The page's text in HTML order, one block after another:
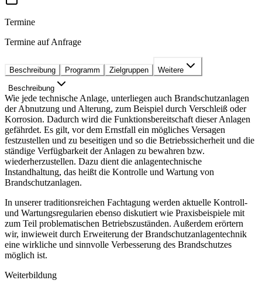
Termine
Termine auf Anfrage
Beschreibung Programm Zielgruppen Weitere
Beschreibung
Wie jede technische Anlage, unterliegen auch Brandschutzanlagen
der Abnutzung und Alterung, zum Beispiel durch Verschleiß oder
Korrosion. Dadurch wird die Funktionsbereitschaft dieser Anlagen
gefährdet. Es gilt, vor dem Ernstfall ein mögliches Versagen
festzustellen und zu beseitigen und so die Betriebssicherheit und die
ständige Verfügbarkeit der Anlagen zu bewahren bzw.
wiederherzustellen. Dazu dient die anlagentechnische
Instandhaltung, das heißt die Kontrolle und Wartung von
Brandschutzanlagen.
In unserer traditionsreichen Fachtagung werden aktuelle Kontroll-
und Wartungsregularien ebenso diskutiert wie Praxisbeispiele mit
zum Teil problematischen Betriebszuständen. Außerdem erörtern
wir, inwieweit durch Erweiterung der Brandschutzanlagentechnik
eine wirkliche und sinnvolle Verbesserung des Brandschutzes
möglich ist.
Weiterbildung